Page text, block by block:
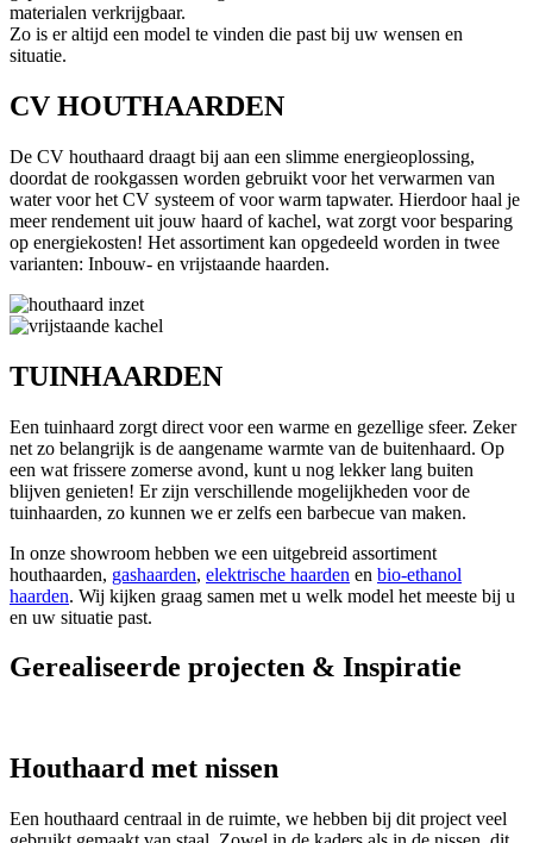
materialen verkrijgbaar.
Zo is er altijd een model te vinden die past bij uw wensen en
situatie.
CV HOUTHAARDEN
De CV houthaard draagt bij aan een slimme energieoplossing,
doordat de rookgassen worden gebruikt voor het verwarmen van
water voor het CV systeem of voor warm tapwater. Hierdoor haal je
meer rendement uit jouw haard of kachel, wat zorgt voor besparing
op energiekosten! Het assortiment kan opgedeeld worden in twee
varianten: Inbouw- en vrijstaande haarden.
TUINHAARDEN
Een tuinhaard zorgt direct voor een warme en gezellige sfeer. Zeker
net zo belangrijk is de aangename warmte van de buitenhaard. Op
een wat frissere zomerse avond, kunt u nog lekker lang buiten
blijven genieten! Er zijn verschillende mogelijkheden voor de
tuinhaarden, zo kunnen we er zelfs een barbecue van maken.
In onze showroom hebben we een uitgebreid assortiment
houthaarden, gashaarden, elektrische haarden en bio-ethanol
haarden. Wij kijken graag samen met u welk model het meeste bij u
en uw situatie past.
Gerealiseerde projecten & Inspiratie
Houthaard met nissen
Een houthaard centraal in de ruimte, we hebben bij dit project veel